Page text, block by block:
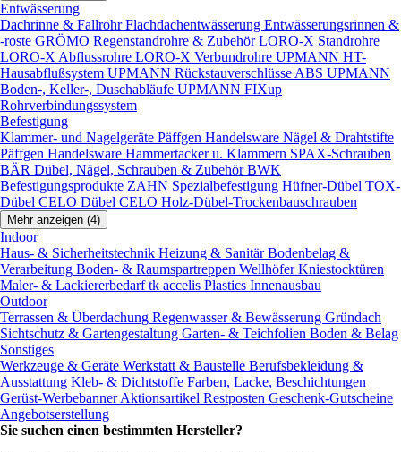
Entwässerung
Dachrinne & FallrohrFlachdachentwässerung Entwässerungsrinnen &
-roste GRÖMO Regenstandrohre & ZubehörLORO-X Standrohre
LORO-X Abflussrohre LORO-X Verbundrohre UPMANN HT-
Hausabflußsystem UPMANN Rückstauverschlüsse ABS UPMANN
Boden-, Keller-, Duschabläufe UPMANN FIXup
Rohrverbindungssystem
Befestigung
Klammer- und Nagelgeräte Päffgen Handelsware Nägel & Drahtstifte
Päffgen Handelsware Hammertacker u. Klammern SPAX-Schrauben
BÄR Dübel, Nägel, Schrauben & ZubehörBWK
Befestigungsprodukte ZAHN Spezialbefestigung Hüfner-Dübel TOX-
Dübel CELO Dübel CELO Holz-Dübel-Trockenbauschrauben
Mehr anzeigen (4)
Indoor
Haus- & Sicherheitstechnik Heizung & SanitärBodenbelag &
Verarbeitung Boden- & Raumspartreppen Wellhöfer Kniestocktüren
Maler- & Lackiererbedarftk accelis Plastics Innenausbau
Outdoor
Terrassen & Überdachung Regenwasser & Bewässerung Gründach
Sichtschutz & Gartengestaltung Garten- & Teichfolien Boden & Belag
Sonstiges
Werkzeuge & Geräte Werkstatt & Baustelle Berufsbekleidung &
Ausstattung Kleb- & Dichtstoffe Farben, Lacke, Beschichtungen
Gerüst-WerbebannerAktionsartikel Restposten Geschenk-Gutscheine
Angebotserstellung
Sie suchen einen bestimmten Hersteller?